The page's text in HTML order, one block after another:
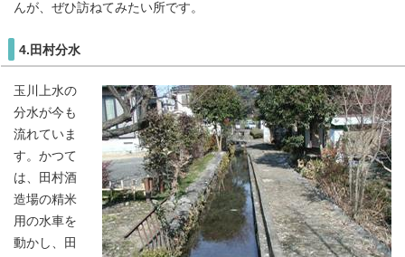
んが、ぜひ訪ねてみたい所です。
4.田村分水
玉川上水の
分水が今も
流れていま
す。かつて
は、田村酒
造場の精米
用の水車を
動かし、田